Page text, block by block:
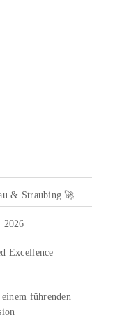
& Straubing 🚀
Excellence
führenden